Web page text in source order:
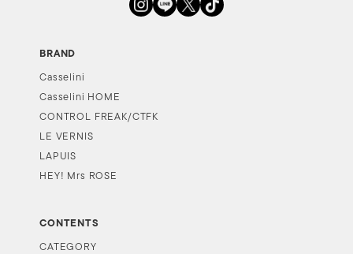
BRAND
Casselini
Casselini HOME
CONTROL FREAK/CTFK
LE VERNIS
LAPUIS
HEY! Mrs ROSE
CONTENTS
CATEGORY